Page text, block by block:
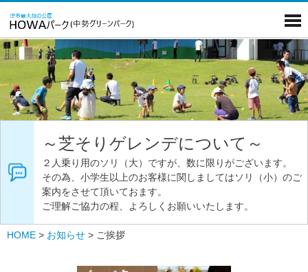
～芝そりゲレンデについて～
２人乗り用のソリ（大）ですが、数に限りがございます。
その為、小学生以上のお客様に関しましてはソリ（小）のご
案内をさせて頂いておます。
ご理解ご協力の程、よろしくお願いいたします。
HOME > お知らせ > ご挨拶